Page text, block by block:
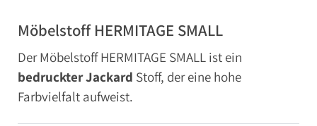
Möbelstoff HERMITAGE SMALL
Der Möbelstoff HERMITAGE SMALL ist ein
bedruckter Jackard Stoff, der eine hohe
Farbvielfalt aufweist.